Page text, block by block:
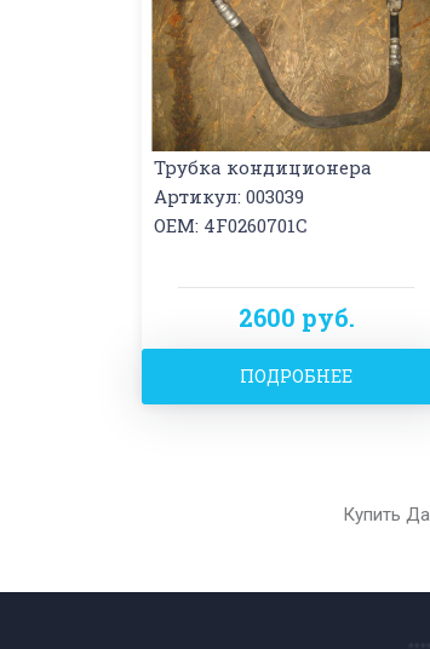
Трубка кондиционера
Артикул: 003039
OEM: 4F0260701C
2600 руб.
ПОДРОБНЕЕ
Купить